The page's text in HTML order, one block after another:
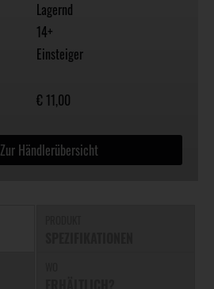
Lagernd
14+
Einsteiger
€ 11,00
Zur Händlerübersicht